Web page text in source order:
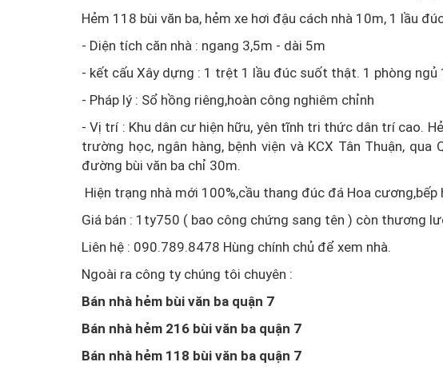
Hẻm 118 bùi văn ba, hẻm xe hơi đậu cách nhà 10m, 1 lầu
- Diện tích căn nhà : ngang 3,5m - dài 5m
- kết cấu Xây dựng : 1 trệt 1 lầu đúc suốt thật. 1 phòng
- Pháp lý : Sổ hồng riêng,hoàn công nghiêm chỉnh
- Vị trí : Khu dân cư hiện hữu, yên tĩnh tri thức dân trí cao.
trường học, ngân hàng, bệnh viện và KCX Tân Thuận,
đường bùi văn ba chỉ 30m.
Hiện trạng nhà mới 100%,cầu thang đúc đá Hoa
Giá bán : 1ty750 ( bao công chứng sang tên ) còn thương
Liên hệ : 090.789.8478 Hùng chính chủ để xem nhà.
Ngoài ra công ty chúng tôi chuyên :
Bán nhà hẻm bùi văn ba quận 7
Bán nhà hẻm 216 bùi văn ba quận 7
Bán nhà hẻm 118 bùi văn ba quận 7